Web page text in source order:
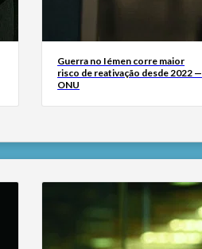
Guerra no Iémen corre maior
risco de reativação desde 2022 —
ONU